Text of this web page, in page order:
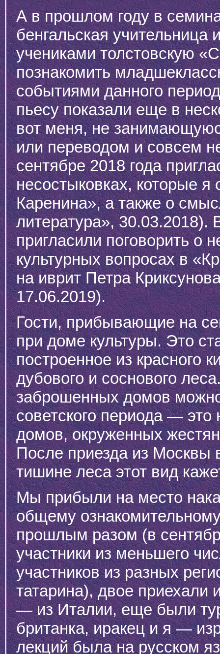
А в прошлом году в
бенгальская
учениками толстовскую
познакомить
событиями данного
пьесу показали еще в
вот меня, не
или переводом и совсем
сентябре 2018 года
несостыковках, которые
Каренина», а также о
литература», 30.03.2018).
пригласили поговорить о
культурных вопросах в
на иврит Петра
17.06.2019).
Гости, прибывающие на
при доме культуры. Это
построенное из красного
дубового и соснового
заброшенных домов
советского периода —
домов, окруженных
После приезда из Москвы
тишине леса этот вид
Мы прибыли на место
общему
прошлым разом (в
участники из меньшего
участников из разных
татарина), двое приехали
— из Италии, еще были
британка, иракец и я —
лекций была на русском